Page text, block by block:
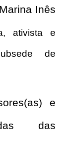
Inês
ativista e
de
e
das